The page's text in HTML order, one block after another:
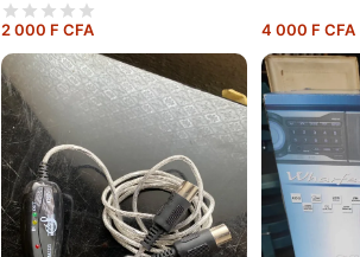
2 000 F CFA 4 000 F CFA